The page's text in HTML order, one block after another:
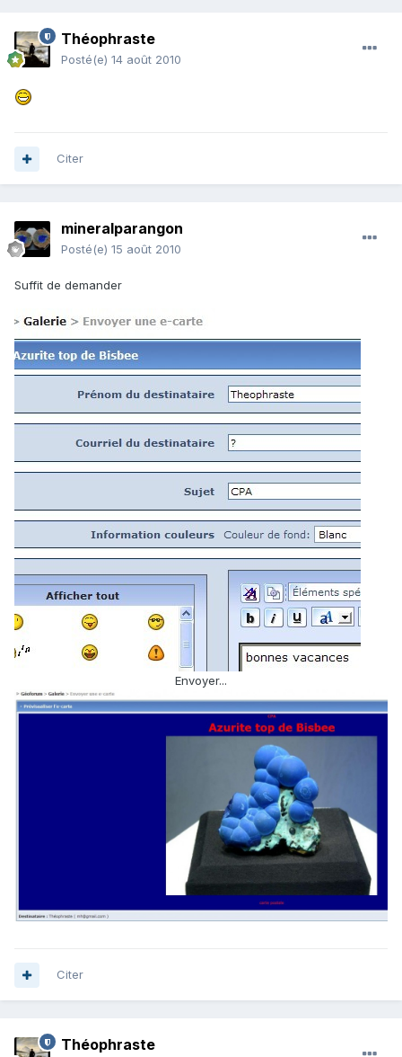
Théophraste
Posté(e) 14 août 2010
Citer
mineralparangon
Posté(e) 15 août 2010
Suffit de demander
Envoyer...
Citer
Théophraste